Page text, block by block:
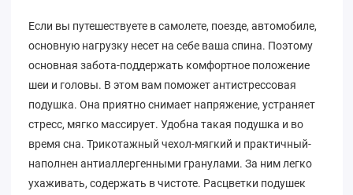
Если вы путешествуете в самолете, поезде, автомобиле,
основную нагрузку несет на себе ваша спина. Поэтому
основная забота-поддержать комфортное положение
шеи и головы. В этом вам поможет антистрессовая
подушка. Она приятно снимает напряжение, устраняет
стресс, мягко массирует. Удобна такая подушка и во
время сна. Трикотажный чехол-мягкий и практичный-
наполнен антиаллергенными гранулами. За ним легко
ухаживать, содержать в чистоте. Расцветки подушек